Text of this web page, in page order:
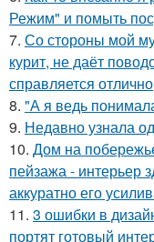
Режим" и помыть
7. Со стороны мой
курит, не даёт
справляется
8. "А я ведь
9. Недавно узнала
10. Дом на
пейзажа - интерьер
аккуратно его
11. 3 ошибки в
портят готовый